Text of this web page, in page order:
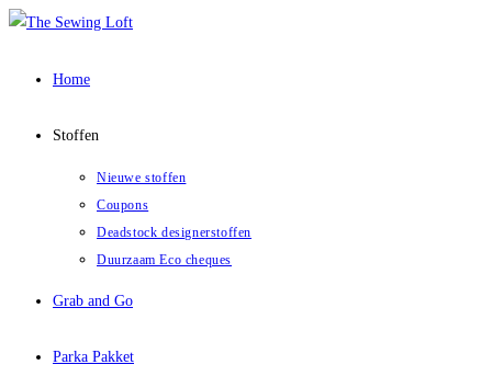
Ga
inhoud
Home
Stoffen
Nieuwe stoffen
Coupons
Deadstock designerstoffen
Duurzaam Eco cheques
Grab and Go
Parka Pakket